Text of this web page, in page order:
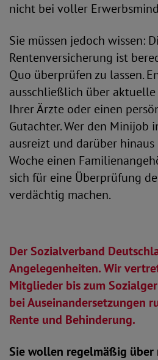
nicht bei voller
Sie müssen jedoch wissen:
Rentenversicherung ist
Quo überprüfen zu lassen.
ausschließlich über aktuelle
Ihrer Ärzte oder einen
Gutachter. Wer den Minijob
ausreizt und darüber
Woche einen
sich für eine Überprüfung
verdächtig machen.
Der Sozialverband
Angelegenheiten. Wir
Mitglieder bis zum
bei Auseinandersetzungen
Rente und Behinderung.
Sie wollen regelmäßig über